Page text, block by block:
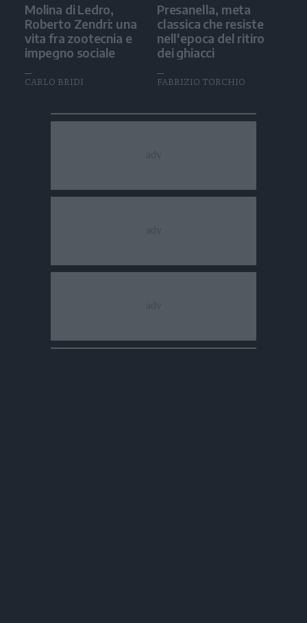
Molina di Ledro,
Roberto Zendri: una
vita fra zootecnia e
impegno sociale
CARLO BRIDI
Presanella, meta
classica che resiste
nell'epoca del ritiro
dei ghiacci
FABRIZIO TORCHIO